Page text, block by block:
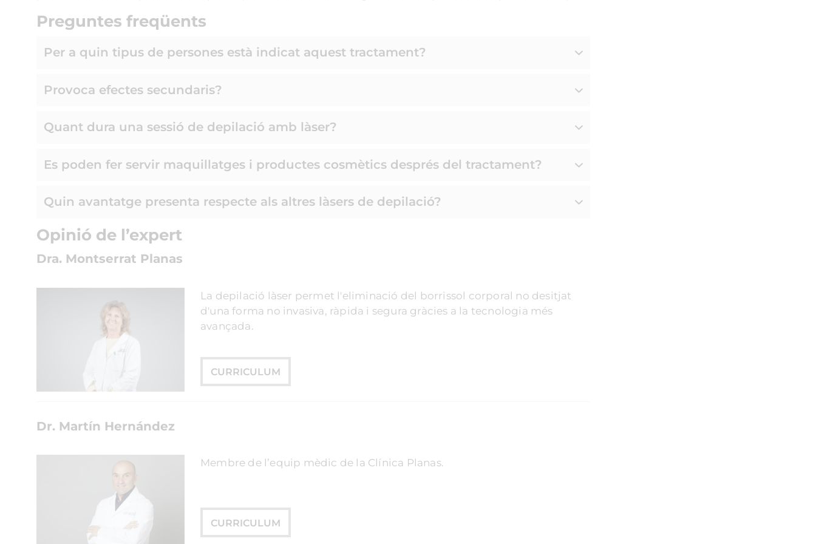
Preguntes freqüents
Per a quin tipus de persones està indicat aquest tractament?
Provoca efectes secundaris?
Quant dura una sessió de depilació amb làser?
Es poden fer servir maquillatges i productes cosmètics després del tractament?
Quin avantatge presenta respecte als altres làsers de depilació?
Opinió de l’expert
Dra. Montserrat Planas
La depilació làser permet l'eliminació del borrissol corporal no desitjat
d'una forma no invasiva, ràpida i segura gràcies a la tecnologia més
avançada.
CURRICULUM
Dr. Martín Hernández
Membre de l’equip mèdic de la Clínica Planas.
CURRICULUM